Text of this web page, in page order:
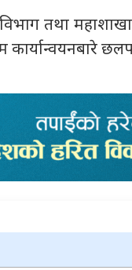
विभाग तथा
कार्यान्वयनबारे